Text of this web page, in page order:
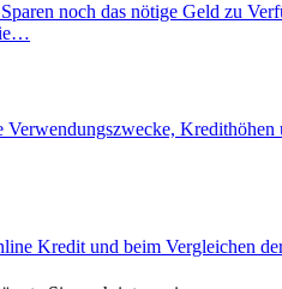
noch das nötige Geld zu
Kredit und beim Vergleichen